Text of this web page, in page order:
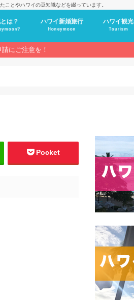
ことやハワイの豆知識などを綴っています。
は？ ハワイ新婚旅行
Honeymoon
ハワイ観光
Tourism
にご注意を！
Pocket